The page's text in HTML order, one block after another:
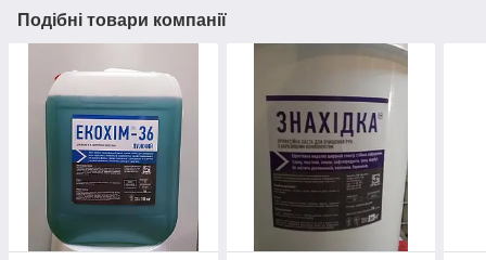
Подібні товари компанії